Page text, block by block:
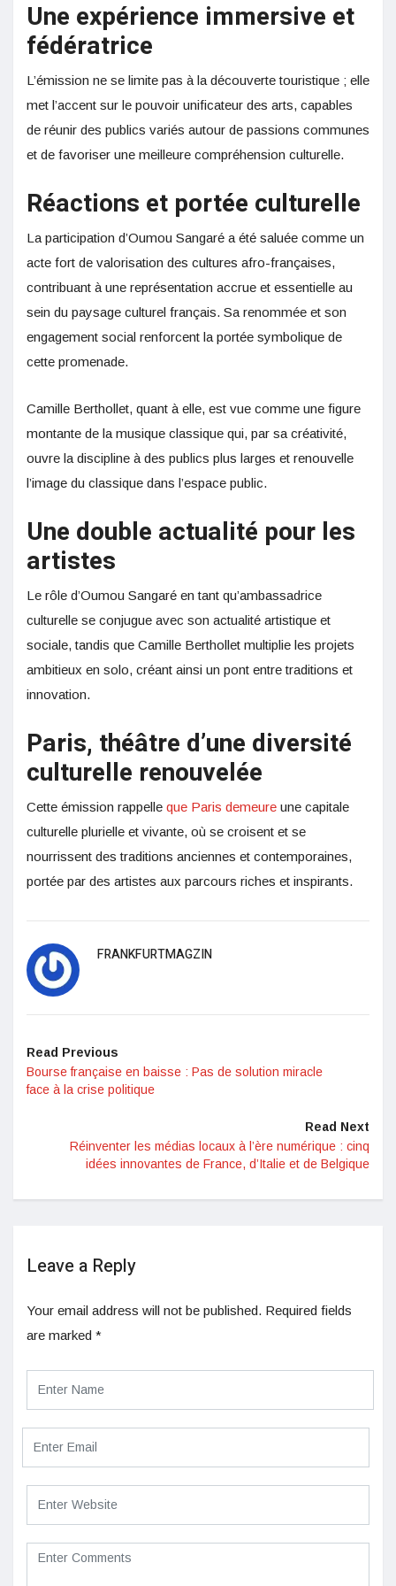
Une expérience immersive et
fédératrice
L’émission ne se limite pas à la découverte touristique ; elle
met l’accent sur le pouvoir unificateur des arts, capables
de réunir des publics variés autour de passions communes
et de favoriser une meilleure compréhension culturelle.
Réactions et portée culturelle
La participation d’Oumou Sangaré a été saluée comme un
acte fort de valorisation des cultures afro-françaises,
contribuant à une représentation accrue et essentielle au
sein du paysage culturel français. Sa renommée et son
engagement social renforcent la portée symbolique de
cette promenade.
Camille Berthollet, quant à elle, est vue comme une figure
montante de la musique classique qui, par sa créativité,
ouvre la discipline à des publics plus larges et renouvelle
l’image du classique dans l’espace public.
Une double actualité pour les
artistes
Le rôle d’Oumou Sangaré en tant qu’ambassadrice
culturelle se conjugue avec son actualité artistique et
sociale, tandis que Camille Berthollet multiplie les projets
ambitieux en solo, créant ainsi un pont entre traditions et
innovation.
Paris, théâtre d’une diversité
culturelle renouvelée
Cette émission rappelle que Paris demeure une capitale
culturelle plurielle et vivante, où se croisent et se
nourrissent des traditions anciennes et contemporaines,
portée par des artistes aux parcours riches et inspirants.
FRANKFURTMAGZIN
Read Previous
Bourse française en baisse : Pas de solution miracle
face à la crise politique
Read Next
Réinventer les médias locaux à l’ère numérique : cinq
idées innovantes de France, d’Italie et de Belgique
Leave a Reply
Your email address will not be published. Required fields
are marked *